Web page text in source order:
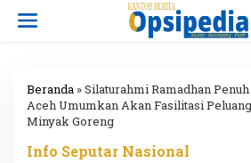
Beranda »Silaturahmi Ramadhan
Aceh Umumkan Akan Fasilitasi
Minyak Goreng
Info Seputar Nasional